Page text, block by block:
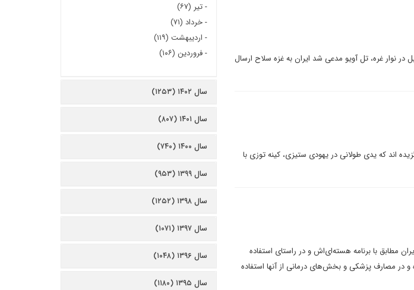
در نوار غره، تل آویو مدعی شد ایران به غزه سلاح ارسال
اند که یدی طولانی در یهودی ستیزی، کینه توزی با
مطابق با برنامه هسته‌ای‌اش و در راستای استفاده
و در مصارف پزشکی و بخش‌های درمانی از آنها استفاده
-تیر (۶۷)
-خرداد (۷۱)
- اردیبهشت (۱۱۹)
-فروردین (۱۰۶)
سال ۱۴۰۲ (۱۲۵۳)
سال ۱۴۰۱ (۸۰۷)
سال ۱۴۰۰ (۷۴۰)
سال ۱۳۹۹ (۹۵۳)
سال ۱۳۹۸ (۱۲۵۲)
سال ۱۳۹۷ (۱۰۷۱)
سال ۱۳۹۶ (۱۰۴۸)
سال ۱۳۹۵ (۱۱۸۰)